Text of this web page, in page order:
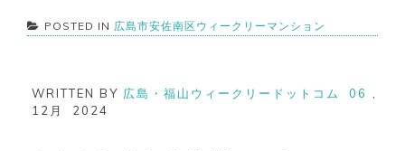
POSTED IN 広島市安佐南区ウィークリーマンション
WRITTEN BY 広島・福山ウィークリードットコム
06
12月
2024